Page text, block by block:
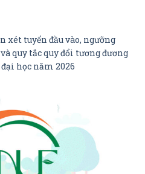
xét tuyển đầu vào, ngưỡng
quy tắc quy đổi tương đương
học năm 2026